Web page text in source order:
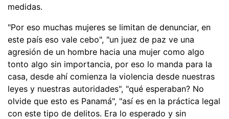
medidas.
"Por eso muchas mujeres se limitan de denunciar, en
este país eso vale cebo", "un juez de paz ve una
agresión de un hombre hacia una mujer como algo
tonto algo sin importancia, por eso lo manda para la
casa, desde ahí comienza la violencia desde nuestras
leyes y nuestras autoridades", "qué esperaban? No
olvide que esto es Panamá", "así es en la práctica legal
con este tipo de delitos. Era lo esperado y sin